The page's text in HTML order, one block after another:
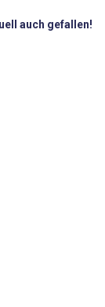
auch gefallen!